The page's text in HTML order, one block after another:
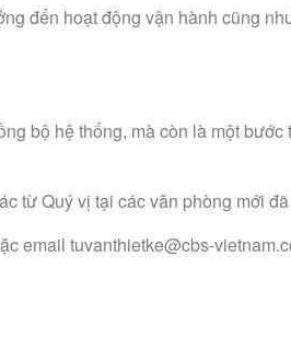
đến hoạt động vận hành cũng
bộ hệ thống, mà còn là một
từ Quý vị tại các văn phòng mới
email tuvanthietke@cbs-